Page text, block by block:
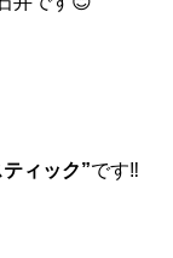
ィック”です‼